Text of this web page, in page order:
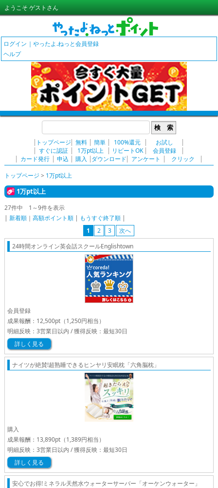
ようこそ ゲストさん
ログイン
やったよ.ねっと会員登録
ヘルプ
検 索
トップページ 無料 簡単 100%還元
お試し
すぐに認証
1万pt以上 リピートOK
会員登録
カード発行
申込 購入 ダウンロード アンケート
クリック
トップページ > 1万pt以上
1万pt以上
27件中 1～9件を表示
| 新着順｜ 高額ポイント順| もうすぐ終了順|
1
2 3
次へ
24時間オンライン英会話スクールEnglishtown
会員登録
成果報酬： 12,500pt（1,250円相当）
明細反映：3営業日以内 / 獲得反映：最短30日
詳しく見る
ナイツが絶賛!超熟睡できるヒンヤリ安眠枕「六角脳枕」
購入
成果報酬： 13,890pt（1,389円相当）
明細反映：3営業日以内 / 獲得反映：最短30日
詳しく見る
安心でお得!ミネラル天然水ウォーターサーバー「オーケンウォーター」